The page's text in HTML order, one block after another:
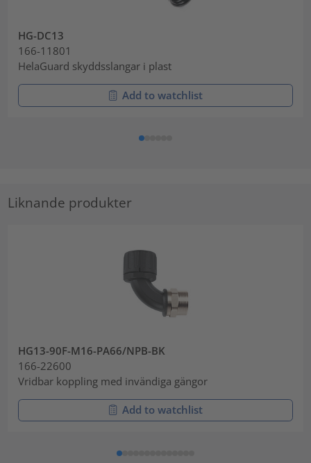
HG-DC13
166-11801
HelaGuard skyddsslangar i plast
Add to watchlist
Liknande produkter
HG13-90F-M16-PA66/NPB-BK
166-22600
Vridbar koppling med invändiga gängor
Add to watchlist